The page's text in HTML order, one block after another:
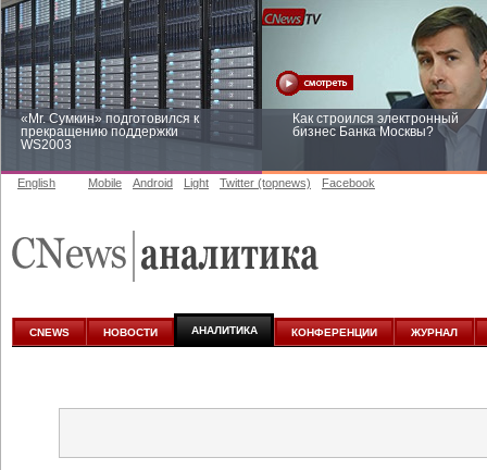
«Mr. Сумкин» подготовился к
прекращению поддержки
WS2003
Как строился электронный
бизнес Банка Москвы?
аналитике
English Mobile Android Light Twitter (topnews) Facebook
CNEWS НОВОСТИ АНАЛИТИКА КОНФЕРЕНЦИИ ЖУРНАЛ